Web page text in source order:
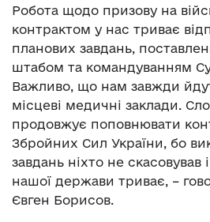
Робота щодо призову на
контрактом у нас триває
планових завдань,
штабом та командуванням
Важливо, що нам завжди
місцеві медичні заклади.
продовжує поповнювати
Збройних Сил України, бо
завдань ніхто не скасовував
нашої держави триває, –
Євген Борисов.